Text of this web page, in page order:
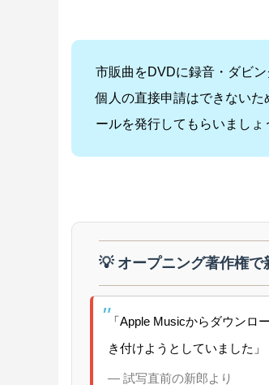
市販曲をDVDに録音・ダビ
個人の直接申請はできない
ールを発行してもらいましょ
💡 オープニング著作権
「Apple Musicからダウン
き付けようとしていました」
— 試写直前の新郎より